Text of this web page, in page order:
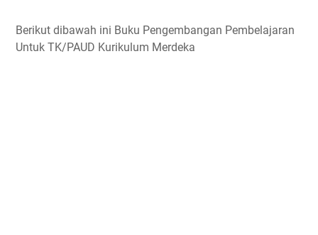
Berikut dibawah ini Buku Pengembangan Pembelajaran
Untuk TK/PAUD Kurikulum Merdeka